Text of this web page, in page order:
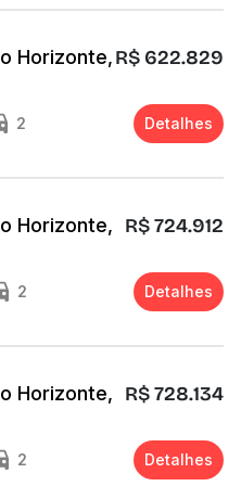
Horizonte,R$ 622.829
2 Detalhes
Horizonte,
R$ 724.912
2 Detalhes
Horizonte,
R$ 728.134
2 Detalhes